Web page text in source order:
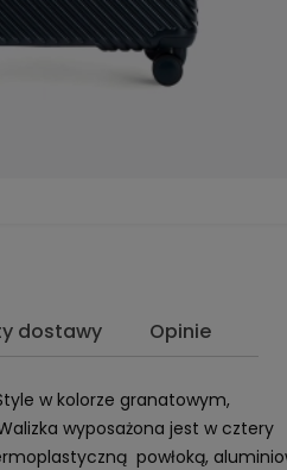
dostawy Opinie
w kolorze granatowym,
wyposażona jest w cztery
powłoką,